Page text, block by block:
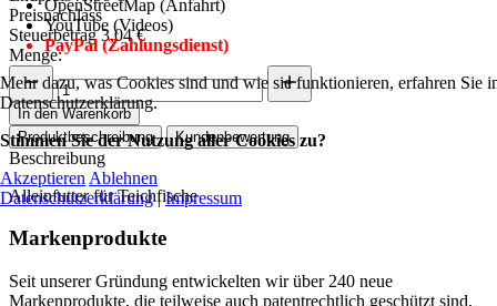
Preisnachlass
Steuerbetrag3,04 €
Menge:
In den Warenkorb
Produktbeschreibung
Kundenbewertung
Beschreibung
Alleinfutter für Teichfische
Markenprodukte
Seit unserer Gründung entwickelten wir über 240 neue
Markenprodukte, die teilweise auch patentrechtlich geschützt sind,
OpenStreetMap (Anfahrt)
YouTube (Videos)
PayPal (Zahlungsdienst)
Mehr dazu, was Cookies sind und wie sie funktionieren, erfahren Sie
Datenschutzerklärung.
Stimmen Sie der Nutzung aller Cookies zu?
Akzeptieren Ablehnen
Datenschutzerklärung|Impressum